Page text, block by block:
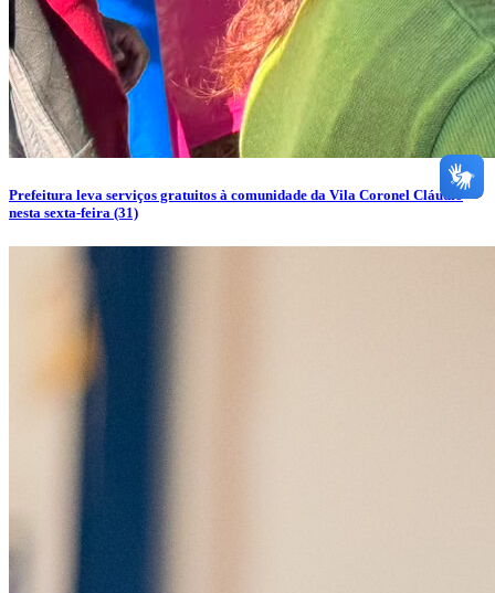
Prefeitura leva serviços gratuitos à comunidade da Vila Coronel Cláudio
nesta sexta-feira (31)